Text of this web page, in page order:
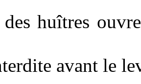
des huîtres
avant le